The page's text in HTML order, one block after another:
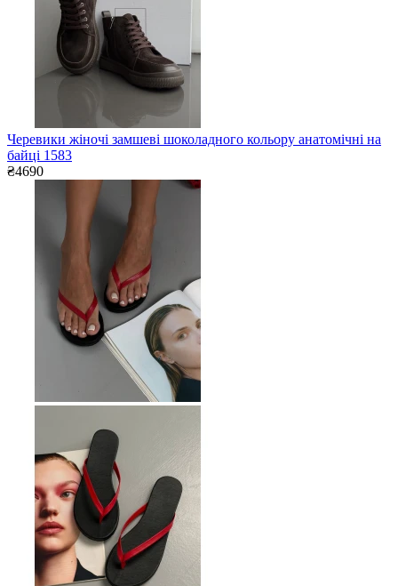
Черевики жіночі замшеві шоколадного кольору анатомічні на
байці 1583
₴4690